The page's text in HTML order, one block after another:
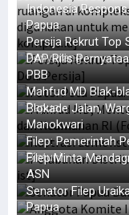
Indonesia
Papua
Persija Rekrut Top
Penyerang
DAP Rilis
PBB
Mahfud MD Blak-
Papua
Blokade Jalan,
Manokwari
Filep: Pemerintah
Bintuni
Filep Minta
ASN
Senator Filep
Papua